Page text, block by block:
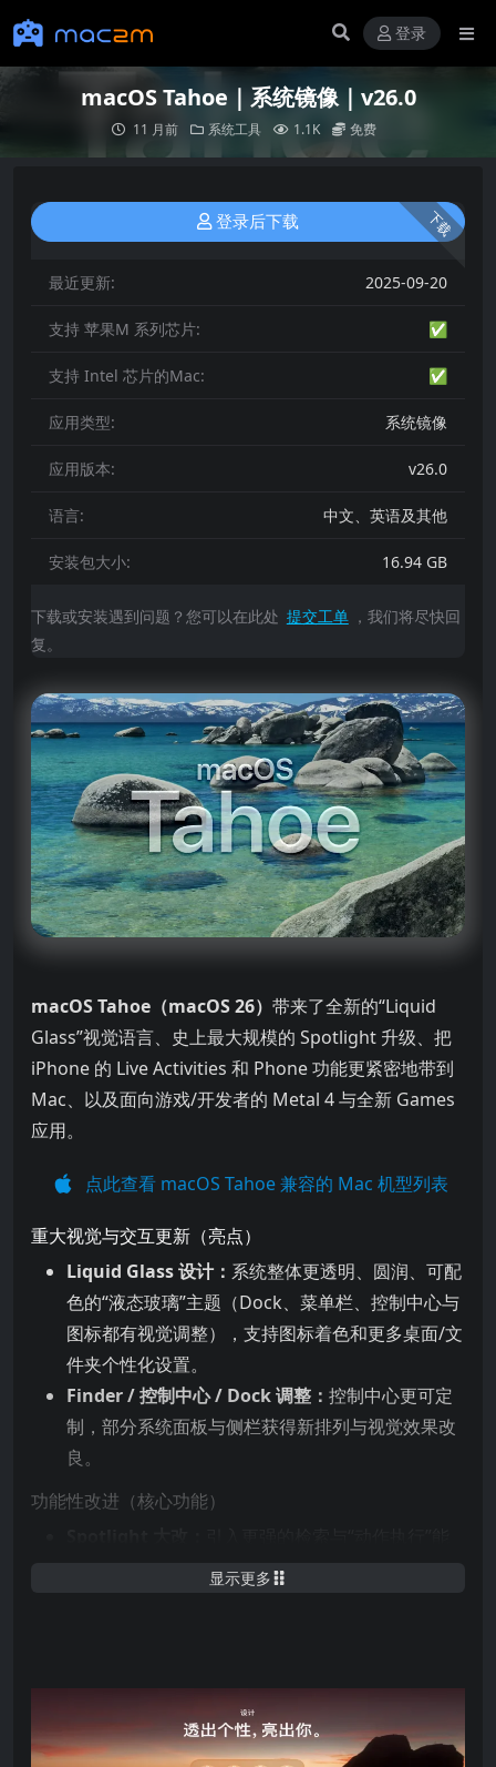
登录
macOS Tahoe｜系统镜像｜v26.0
11 月前 系统工具 1.1K 免费
下载
登录后下载
最近更新: 2025-09-20
支持 苹果M 系列芯片: ✅
支持 Intel 芯片的Mac: ✅
应用类型: 系统镜像
应用版本: v26.0
语言: 中文、英语及其他
安装包大小: 16.94 GB
下载或安装遇到问题？您可以在此处 提交工单 ，我们将尽快回
复。
带来了全新的“Liquid Glass”视觉语言、史上最大规模的
macOS Tahoe（macOS 26） 带来了全新的“Liquid
Glass”视觉语言、史上最大规模的 Spotlight 升级、把
iPhone 的 Live Activities 和 Phone 功能更紧密地带到
Mac、以及面向游戏/开发者的 Metal 4 与全新 Games
应用。
点此查看 macOS Tahoe 兼容的 Mac 机型列表
重大视觉与交互更新（亮点）
Liquid Glass 设计： 系统整体更透明、圆润、可配
色的“液态玻璃”主题（Dock、菜单栏、控制中心与
图标都有视觉调整），支持图标着色和更多桌面/文
件夹个性化设置。
Finder / 控制中心 / Dock 调整： 控制中心更可定
制，部分系统面板与侧栏获得新排列与视觉效果改
良。
功能性改进（核心功能）
力（可直接在 Spotlight 里发邮件、建备忘、运行
Live Activities + Phone（通话）应用：Mac 可在
菜单栏/桌面显示 iPhone 的 Live Activities（航
班、快递、赛事等），并新增独立的 Phone 应用
显示更多